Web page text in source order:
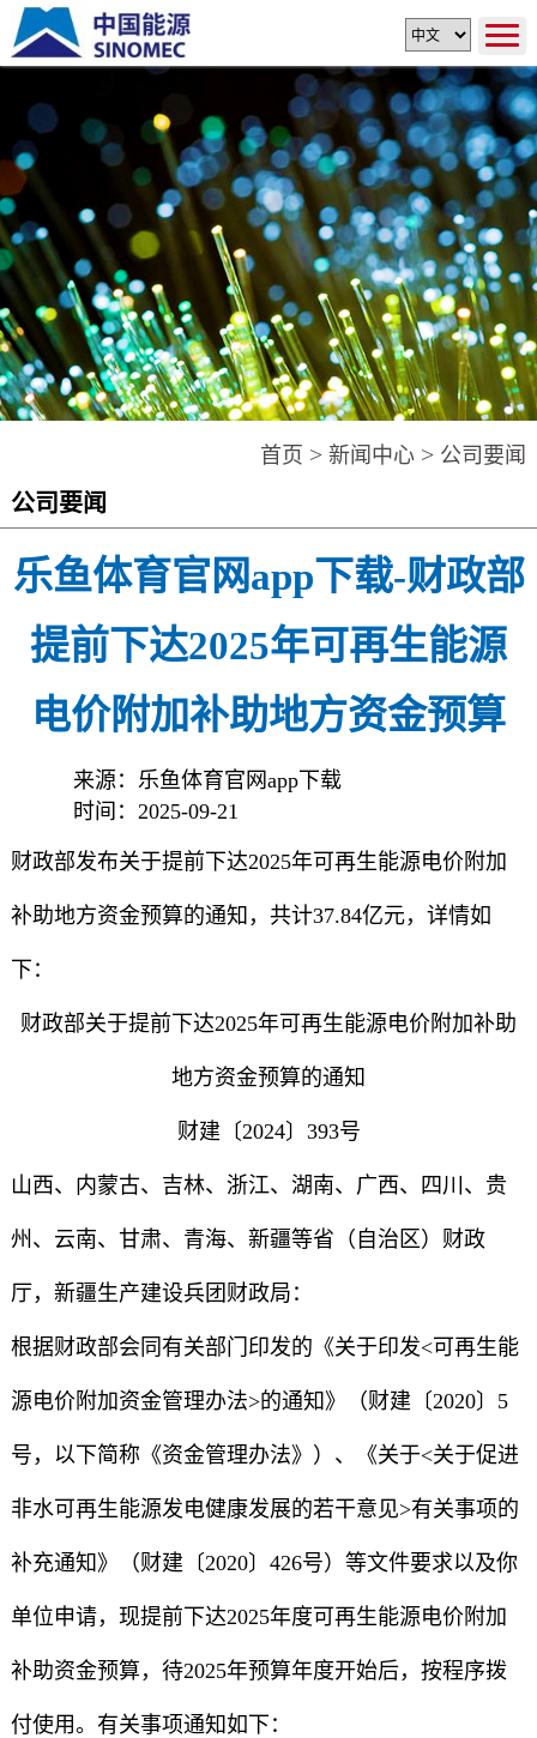
首页 >新闻中心 > 公司要闻
公司要闻
乐鱼体育官网app下载-财政部
提前下达2025年可再生能源
电价附加补助地方资金预算
来源：乐鱼体育官网app下载
时间：2025-09-21
财政部发布关于提前下达2025年可再生能源电价附加
补助地方资金预算的通知，共计37.84亿元，详情如
下：
财政部关于提前下达2025年可再生能源电价附加补助
地方资金预算的通知
财建〔2024〕393号
山西、内蒙古、吉林、浙江、湖南、广西、四川、贵
州、云南、甘肃、青海、新疆等省（自治区）财政
厅，新疆生产建设兵团财政局：
根据财政部会同有关部门印发的《关于印发<可再生能
源电价附加资金管理办法>的通知》（财建〔2020〕5
号，以下简称《资金管理办法》）、《关于<关于促进
非水可再生能源发电健康发展的若干意见>有关事项的
补充通知》（财建〔2020〕426号）等文件要求以及你
单位申请，现提前下达2025年度可再生能源电价附加
补助资金预算，待2025年预算年度开始后，按程序拨
付使用。有关事项通知如下：